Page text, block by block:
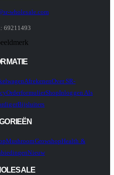
wholesale.com
69211493
AfrekenenOver SR-
OrderformulierShopInloggen Als
Bijsluiters
MushroomGrowshopHealth &
Nieuw